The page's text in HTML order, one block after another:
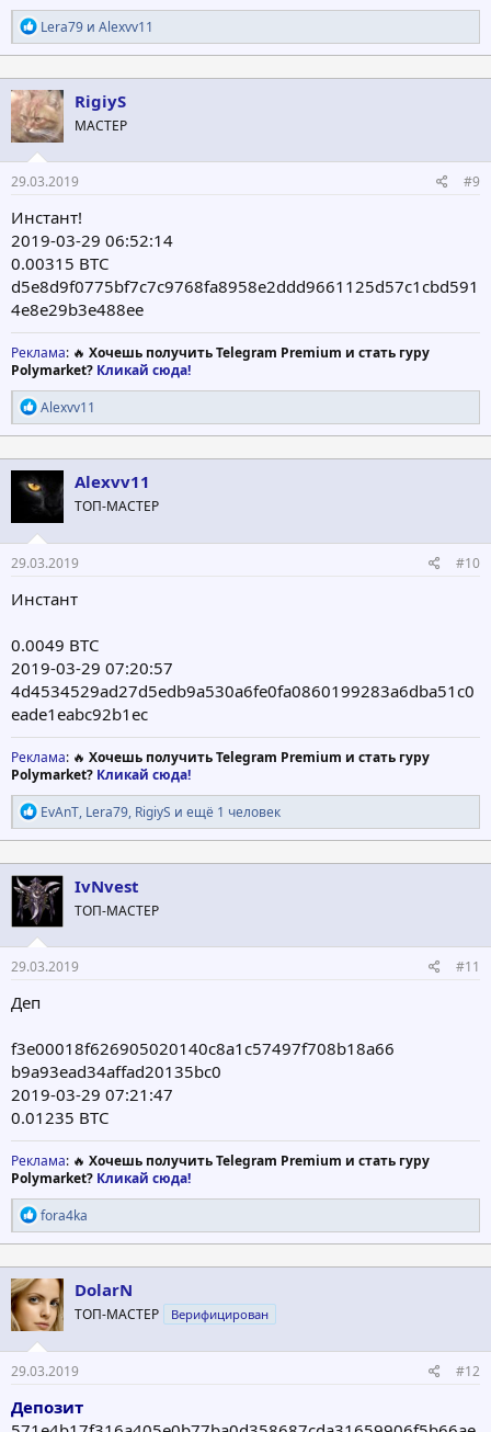
Р
е
а
к
ц
и
и
:
Lera79 и Alexvv11
RigiyS
МАСТЕР
29.03.2019 #9
Инстант!
2019-03-29 06:52:14
0.00315 BTC
d5e8d9f0775bf7c7c9768fa8958e2ddd9661125d57c1cbd591
4e8e29b3e488ee
Реклама: 🔥 Хочешь получить Telegram Premium и стать гуру
Polymarket? Кликай сюда!
Р
е
а
к
ц
и
и
:
Alexvv11
Alexvv11
ТОП-МАСТЕР
29.03.2019 #10
Инстант
0.0049 BTC
2019-03-29 07:20:57
4d4534529ad27d5edb9a530a6fe0fa0860199283a6dba51c0
eade1eabc92b1ec
Реклама: 🔥 Хочешь получить Telegram Premium и стать гуру
Polymarket? Кликай сюда!
Р
е
а
к
ц
и
и
:
EvAnT, Lera79, RigiyS и ещё 1 человек
IvNvest
ТОП-МАСТЕР
29.03.2019 #11
Деп
f3e00018f626905020140c8a1c57497f708b18a66
b9a93ead34affad20135bc0
2019-03-29 07:21:47
0.01235 BTC
Реклама: 🔥 Хочешь получить Telegram Premium и стать гуру
Polymarket? Кликай сюда!
Р
е
а
к
ц
и
и
:
fora4ka
DolarN
ТОП-МАСТЕР Верифицирован
29.03.2019 #12
Депозит